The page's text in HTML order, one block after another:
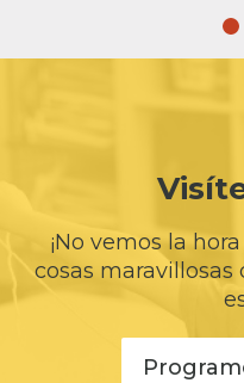
¡No vemos la
cosas